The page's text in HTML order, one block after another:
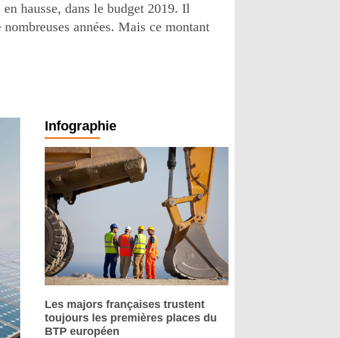
hausse, dans le budget 2019. Il
années. Mais ce montant
Infographie
Les majors françaises trustent
toujours les premières places du
BTP européen